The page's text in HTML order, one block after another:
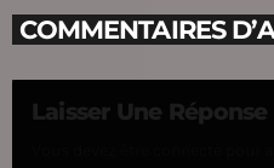
COMMENTAIRES
Laisser Une Réponse